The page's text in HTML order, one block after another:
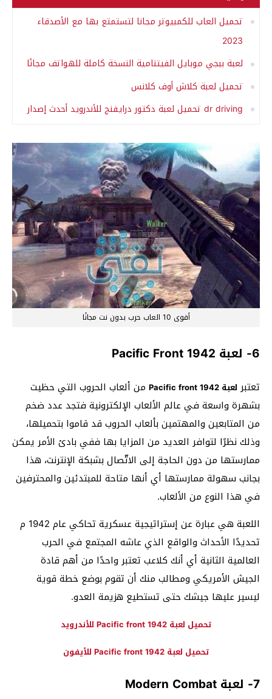
تحميل العاب للكمبيوتر مجانا لتستمتع بها مع الأصدقاء
2023
لعبة ببجي موبايل الفيتنامية النسخة كاملة للهواتف مجانًا
تحميل لعبة كلاش أوف كلانس
dr driving تحميل لعبة دكتور درايفنج للأندرويد أحدث إصدار
أقوى 10 العاب حرب بدون نت مجانًا
6- لعبة Pacific Front 1942
تعتبر لعبة Pacific front 1942
من ألعاب الحروب التي حظيت
بشهرة واسعة في عالم الألعاب الإلكترونية فتجد عدد ضخم
من المتابعين والمهتمين بألعاب الحروب قد قاموا بتحميلها،
وذلك نظرًا لتوافر العديد من المزايا بها ففي بادئ الأمر يمكن
ممارستها من دون الحاجة إلى الاتّصال بشبكة الإنترنت، هذا
بجانب سهولة ممارستها أي أنها متاحة للمبتدئين والمحترفين
في هذا النوع من الألعاب.
اللعبة هي عبارة عن إستراتيجية عسكرية تحاكي عام 1942 م
تحديدًا الأحداث والواقع الذي عاشه المجتمع في الحرب
العالمية الثانية أي أنك كلاعب تعتبر واحدًا من أهم قادة
الجيش الأمريكي ومطالب منك أن تقوم بوضع خطة قوية
ليسير عليها جيشك حتى تستطيع هزيمة العدو.
تحميل لعبة Pacific front 1942 للأندرويد
تحميل لعبة Pacific front 1942 للأيفون
7- لعبة Modern Combat